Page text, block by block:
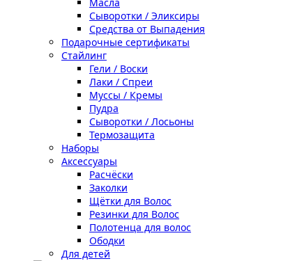
Сыворотки / Эликсиры
Средства от Выпадения
Подарочные сертификаты
Стайлинг
Гели / Воски
Лаки / Спреи
Муссы / Кремы
Пудра
Сыворотки / Лосьоны
Термозащита
Наборы
Аксессуары
Расчёски
Заколки
Щётки для Волос
Резинки для Волос
Полотенца для волос
Ободки
Для детей